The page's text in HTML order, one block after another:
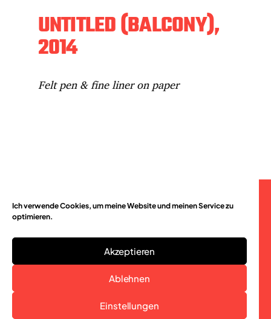
Ich verwende Cookies, um meine Website und meinen Service zu
optimieren.
Akzeptieren
Ablehnen
Einstellungen
UNTITLED (BALCONY),
2014
Felt pen & fine liner on paper